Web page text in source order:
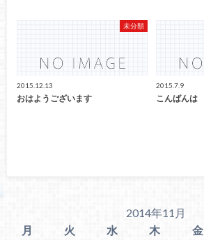
未分類
2015.12.13
おはようございます
2015.7.9
こんばんは
2014年11月
月
火 水 木 金